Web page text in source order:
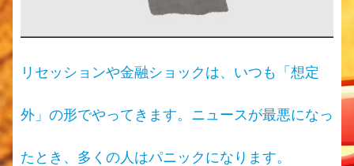
リセッションや金融ショックは、いつも「想定
外」の形でやってきます。ニュースが最悪になっ
たとき、多くの人はパニックになります。